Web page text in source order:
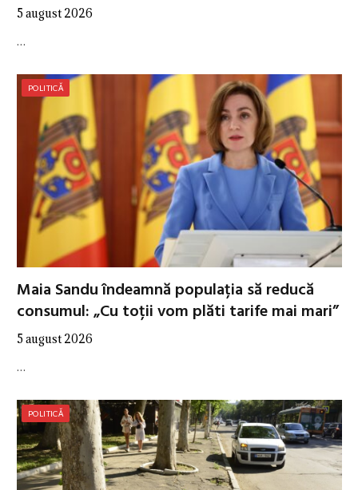
5 august 2026
…
POLITICĂ
Maia Sandu îndeamnă populația să reducă
consumul: „Cu toții vom plăti tarife mai mari”
5 august 2026
…
POLITICĂ